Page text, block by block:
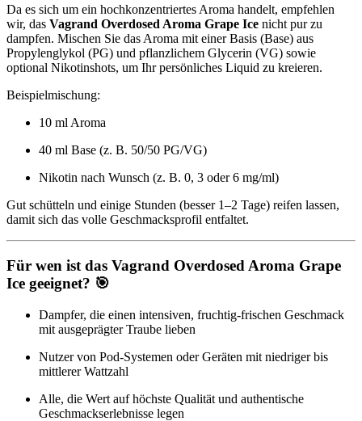
Da es sich um ein hochkonzentriertes Aroma handelt, empfehlen
wir, das Vagrand Overdosed Aroma Grape Ice nicht pur zu
dampfen. Mischen Sie das Aroma mit einer Basis (Base) aus
Propylenglykol (PG) und pflanzlichem Glycerin (VG) sowie
optional Nikotinshots, um Ihr persönliches Liquid zu kreieren.
Beispielmischung:
10 ml Aroma
40 ml Base (z. B. 50/50 PG/VG)
Nikotin nach Wunsch (z. B. 0, 3 oder 6 mg/ml)
Gut schütteln und einige Stunden (besser 1–2 Tage) reifen lassen,
damit sich das volle Geschmacksprofil entfaltet.
Für wen ist das Vagrand Overdosed Aroma Grape
Ice geeignet? 🎯
Dampfer, die einen intensiven, fruchtig-frischen Geschmack
mit ausgeprägter Traube lieben
Nutzer von Pod-Systemen oder Geräten mit niedriger bis
mittlerer Wattzahl
Alle, die Wert auf höchste Qualität und authentische
Geschmackserlebnisse legen